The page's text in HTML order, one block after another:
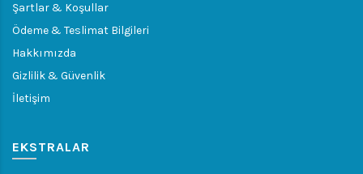
Şartlar & Koşullar
Ödeme & Teslimat Bilgileri
Hakkımızda
Gizlilik & Güvenlik
İletişim
EKSTRALAR